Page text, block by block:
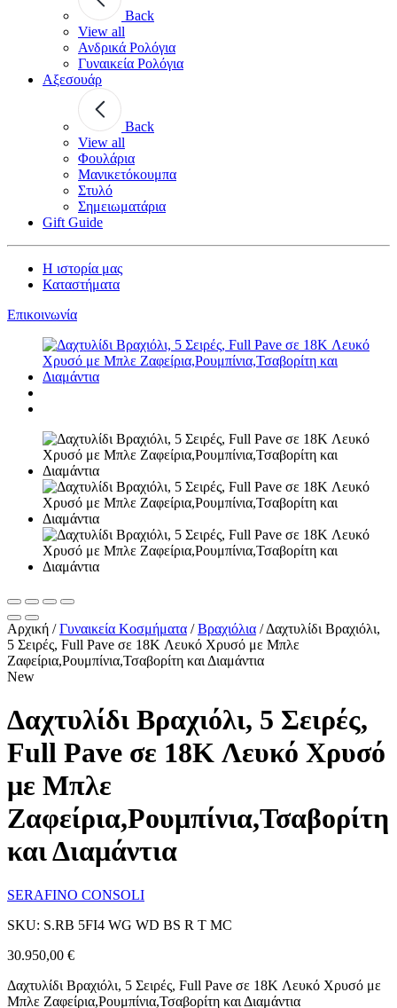
Back
View all
Ανδρικά Ρολόγια
Γυναικεία Ρολόγια
Αξεσουάρ
Back
View all
Φουλάρια
Μανικετόκουμπα
Στυλό
Σημειωματάρια
Gift Guide
Η ιστορία μας
Καταστήματα
Επικοινωνία
Αρχική /Γυναικεία Kοσμήματα /Βραχιόλια /Δαχτυλίδι Βραχιόλι,
5 Σειρές, Full Pave σε 18K Λευκό Χρυσό με Μπλε
Ζαφείρια,Ρουμπίνια,Τσαβορίτη και Διαμάντια
New
Δαχτυλίδι Βραχιόλι, 5 Σειρές,
Full Pave σε 18K Λευκό Χρυσό
με Μπλε
Ζαφείρια,Ρουμπίνια,Τσαβορίτη
και Διαμάντια
SERAFINO CONSOLI
SKU: S.RB 5FI4 WG WD BS R T MC
30.950,00 €
Δαχτυλίδι Βραχιόλι, 5 Σειρές, Full Pave σε 18K Λευκό Χρυσό με
Μπλε Ζαφείρια,Ρουμπίνια,Τσαβορίτη και Διαμάντια